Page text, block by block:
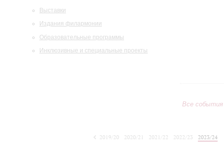
Выставки
Издания филармонии
Образовательные программы
Инклюзивные и специальные проекты
Все события
2019/20
2020/21 2021/22 2022/23
2023/24